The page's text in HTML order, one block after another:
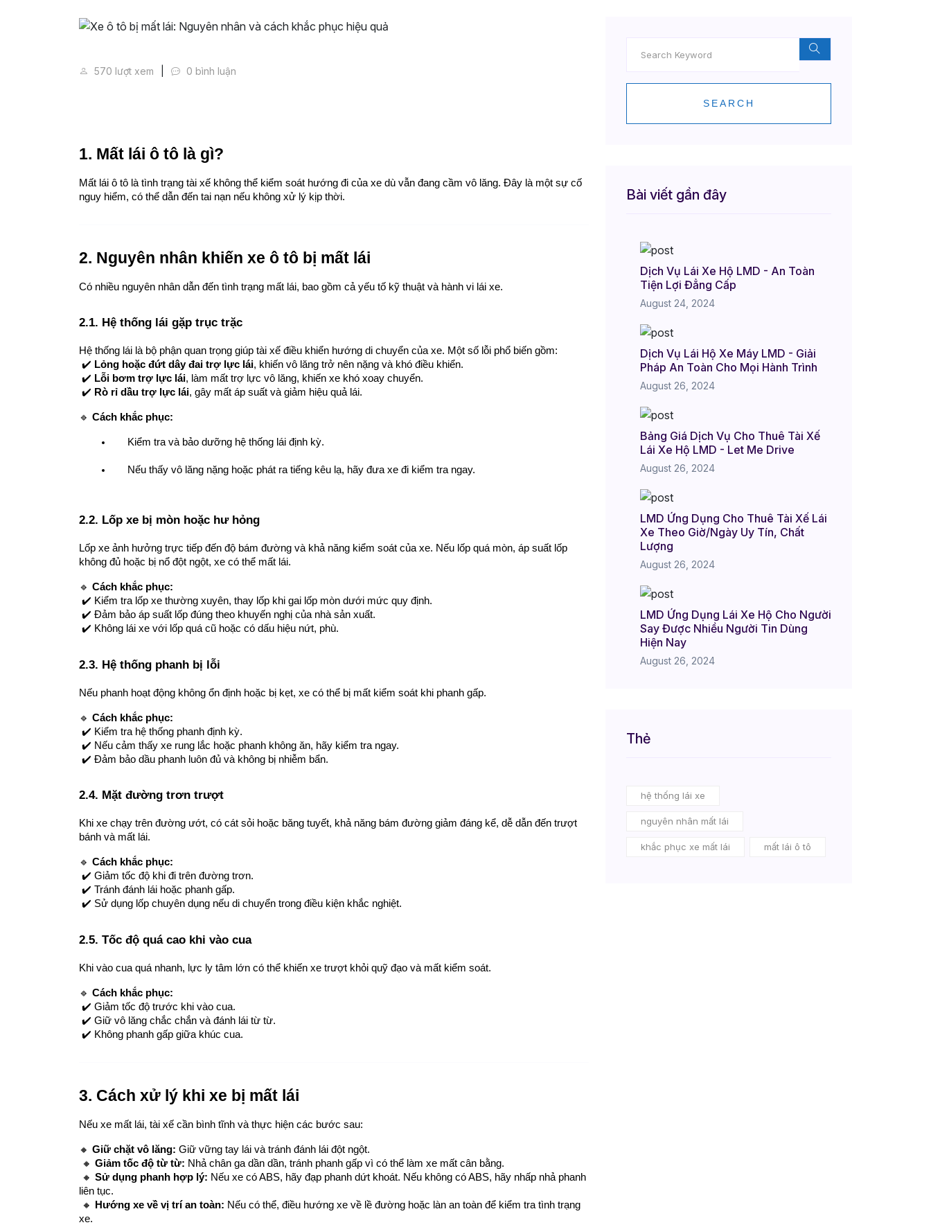
Xe ô tô bị mất lái: Nguyên nhân và cách khắc phục hiệu quả
570 lượt xem 0 bình luận
1. Mất lái ô tô là gì?
Mất lái ô tô là tình trạng tài xế không thể kiểm soát hướng đi của xe dù vẫn đang cầm vô lăng. Đây là một sự cố
nguy hiểm, có thể dẫn đến tai nạn nếu không xử lý kịp thời.
2. Nguyên nhân khiến xe ô tô bị mất lái
Có nhiều nguyên nhân dẫn đến tình trạng mất lái, bao gồm cả yếu tố kỹ thuật và hành vi lái xe.
2.1. Hệ thống lái gặp trục trặc
Hệ thống lái là bộ phận quan trọng giúp tài xế điều khiển hướng di chuyển của xe. Một số lỗi phổ biến gồm:
✔️ Lỏng hoặc đứt dây đai trợ lực lái, khiến vô lăng trở nên nặng và khó điều khiển.
✔️ Lỗi bơm trợ lực lái, làm mất trợ lực vô lăng, khiến xe khó xoay chuyển.
✔️ Rò rỉ dầu trợ lực lái, gây mất áp suất và giảm hiệu quả lái.
🔹 Cách khắc phục:
Kiểm tra và bảo dưỡng hệ thống lái định kỳ.
Nếu thấy vô lăng nặng hoặc phát ra tiếng kêu lạ, hãy đưa xe đi kiểm tra ngay.
2.2. Lốp xe bị mòn hoặc hư hỏng
Lốp xe ảnh hưởng trực tiếp đến độ bám đường và khả năng kiểm soát của xe. Nếu lốp quá mòn, áp suất lốp
không đủ hoặc bị nổ đột ngột, xe có thể mất lái.
🔹 Cách khắc phục:
✔️ Kiểm tra lốp xe thường xuyên, thay lốp khi gai lốp mòn dưới mức quy định.
✔️ Đảm bảo áp suất lốp đúng theo khuyến nghị của nhà sản xuất.
✔️ Không lái xe với lốp quá cũ hoặc có dấu hiệu nứt, phù.
2.3. Hệ thống phanh bị lỗi
Nếu phanh hoạt động không ổn định hoặc bị kẹt, xe có thể bị mất kiểm soát khi phanh gấp.
🔹 Cách khắc phục:
✔️ Kiểm tra hệ thống phanh định kỳ.
✔️ Nếu cảm thấy xe rung lắc hoặc phanh không ăn, hãy kiểm tra ngay.
✔️ Đảm bảo dầu phanh luôn đủ và không bị nhiễm bẩn.
2.4. Mặt đường trơn trượt
Khi xe chạy trên đường ướt, có cát sỏi hoặc băng tuyết, khả năng bám đường giảm đáng kể, dễ dẫn đến trượt
bánh và mất lái.
🔹 Cách khắc phục:
✔️ Giảm tốc độ khi đi trên đường trơn.
✔️ Tránh đánh lái hoặc phanh gấp.
✔️ Sử dụng lốp chuyên dụng nếu di chuyển trong điều kiện khắc nghiệt.
2.5. Tốc độ quá cao khi vào cua
Khi vào cua quá nhanh, lực ly tâm lớn có thể khiến xe trượt khỏi quỹ đạo và mất kiểm soát.
🔹 Cách khắc phục:
✔️ Giảm tốc độ trước khi vào cua.
✔️ Giữ vô lăng chắc chắn và đánh lái từ từ.
✔️ Không phanh gấp giữa khúc cua.
3. Cách xử lý khi xe bị mất lái
Nếu xe mất lái, tài xế cần bình tĩnh và thực hiện các bước sau:
🔸 Giữ chặt vô lăng: Giữ vững tay lái và tránh đánh lái đột ngột.
🔸 Giảm tốc độ từ từ: Nhả chân ga dần dần, tránh phanh gấp vì có thể làm xe mất cân bằng.
🔸 Sử dụng phanh hợp lý: Nếu xe có ABS, hãy đạp phanh dứt khoát. Nếu không có ABS, hãy nhấp nhả phanh
liên tục.
🔸
Hướng xe về vị trí an toàn: Nếu có thể, điều hướng xe về lề đường hoặc làn an toàn để kiểm tra tình trạng
xe.
SEARCH
Bài viết gần đây
Dịch Vụ Lái Xe Hộ LMD - An Toàn
Tiện Lợi Đẳng Cấp
August 24, 2024
Dịch Vụ Lái Hộ Xe Máy LMD - Giải
Pháp An Toàn Cho Mọi Hành Trình
August 26, 2024
Bảng Giá Dịch Vụ Cho Thuê Tài Xế
Lái Xe Hộ LMD - Let Me Drive
August 26, 2024
LMD Ứng Dụng Cho Thuê Tài Xế Lái
Xe Theo Giờ/Ngày Uy Tín, Chất
Lượng
August 26, 2024
LMD Ứng Dụng Lái Xe Hộ Cho Người
Say Được Nhiều Người Tin Dùng
Hiện Nay
August 26, 2024
Thẻ
hệ thống lái xe
nguyên nhân mất lái
khắc phục xe mất lái mất lái ô tô